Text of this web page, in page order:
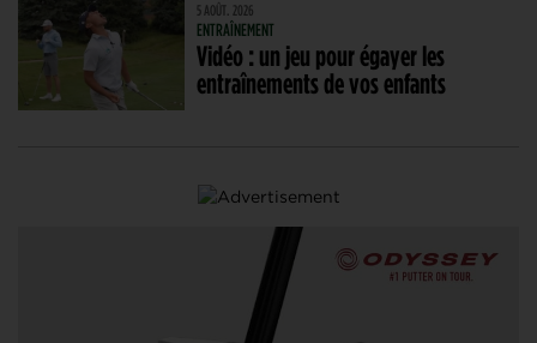
5 AOÛT. 2026
ENTRAÎNEMENT
Vidéo : un jeu pour égayer les
entraînements de vos enfants